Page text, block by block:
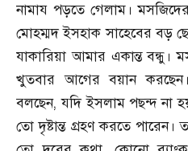
নামায পড়তে গেলাম।
মোহম্মদ ইসহাক সাহেবের বড়
যাকারিয়া আমার একান্ত বন্ধু।
খুতবার আগের বয়ান করছেন।
বলছেন,যদি ইসলাম পছন্দ না হয়
তো দৃষ্টান্ত গ্রহণ করতে পারেন।